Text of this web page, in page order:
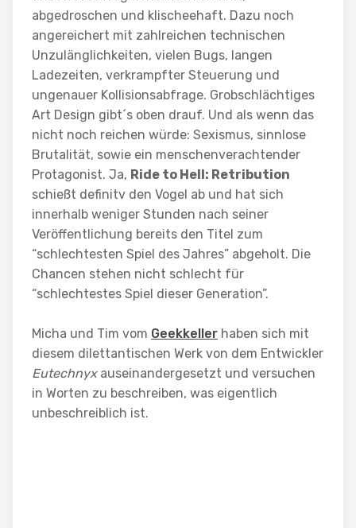
abgedroschen und klischeehaft. Dazu noch
angereichert mit zahlreichen technischen
Unzulänglichkeiten, vielen Bugs, langen
Ladezeiten, verkrampfter Steuerung und
ungenauer Kollisionsabfrage. Grobschlächtiges
Art Design gibt´s oben drauf. Und als wenn das
nicht noch reichen würde: Sexismus, sinnlose
Brutalität, sowie ein menschenverachtender
Protagonist. Ja, Ride to Hell: Retribution
schießt definitv den Vogel ab und hat sich
innerhalb weniger Stunden nach seiner
Veröffentlichung bereits den Titel zum
“schlechtesten Spiel des Jahres” abgeholt. Die
Chancen stehen nicht schlecht für
“schlechtestes Spiel dieser Generation”.
Micha und Tim vom Geekkeller haben sich mit
diesem dilettantischen Werk von dem Entwickler
Eutechnyxauseinandergesetzt und versuchen
in Worten zu beschreiben, was eigentlich
unbeschreiblich ist.